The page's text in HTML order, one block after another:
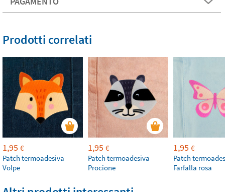
Prodotti correlati
1,95 €
Patch termoadesiva
Volpe
1,95 €
Patch termoadesiva
Procione
1,95 €
Patch
Farfalla rosa